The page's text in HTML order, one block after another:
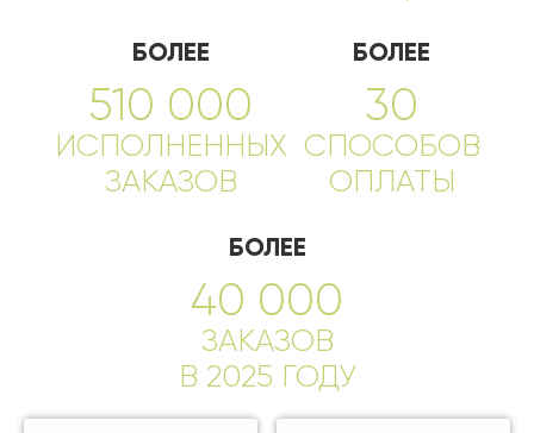
БОЛЕЕ
510 000
ИСПОЛНЕННЫХ
ЗАКАЗОВ
БОЛЕЕ
30
СПОСОБОВ
ОПЛАТЫ
БОЛЕЕ
40 000
ЗАКАЗОВ
В 2025 ГОДУ